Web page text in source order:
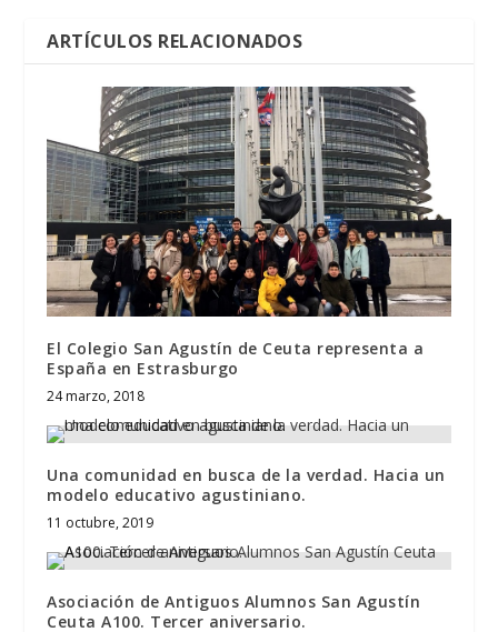
ARTÍCULOS RELACIONADOS
El Colegio San Agustín de Ceuta representa a
España en Estrasburgo
24 marzo, 2018
Una comunidad en busca de la verdad. Hacia un
modelo educativo agustiniano.
11 octubre, 2019
Asociación de Antiguos Alumnos San Agustín
Ceuta A100. Tercer aniversario.